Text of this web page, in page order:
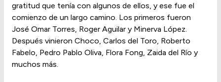
gratitud que tenía con algunos de ellos, y ese fue el
comienzo de un largo camino. Los primeros fueron
José Omar Torres, Roger Aguilar y Minerva López.
Después vinieron Choco, Carlos del Toro, Roberto
Fabelo, Pedro Pablo Oliva, Flora Fong, Zaida del Río y
muchos más.